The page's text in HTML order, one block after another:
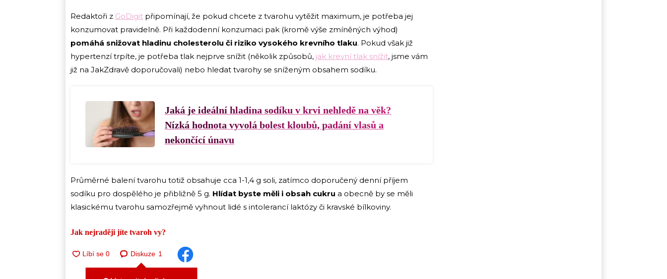
Redaktoři z GoDigit připomínají, že pokud chcete z tvarohu vytěžit maximum, je potřeba jej
konzumovat pravidelně. Při každodenní konzumaci pak (kromě výše zmíněných výhod)
pomáhá snižovat hladinu cholesterolu či riziko vysokého krevního tlaku. Pokud však již
hypertenzí trpíte, je potřeba tlak nejprve snížit (několik způsobů, jak krevní tlak snížit, jsme vám
již na JakZdravě doporučovali) nebo hledat tvarohy se sníženým obsahem sodíku.
Jaká je ideální hladina sodíku v krvi nehledě na věk?
Nízká hodnota vyvolá bolest kloubů, padání vlasů a
nekončící únavu
Průměrné balení tvarohu totiž obsahuje cca 1-1,4 g soli, zatímco doporučený denní příjem
sodíku pro dospělého je přibližně 5 g. Hlídat byste měli i obsah cukru a obecně by se měli
klasickému tvarohu samozřejmě vyhnout lidé s intolerancí laktózy či kravské bílkoviny.
Jak nejraději jíte tvaroh vy?
Diskuze 1